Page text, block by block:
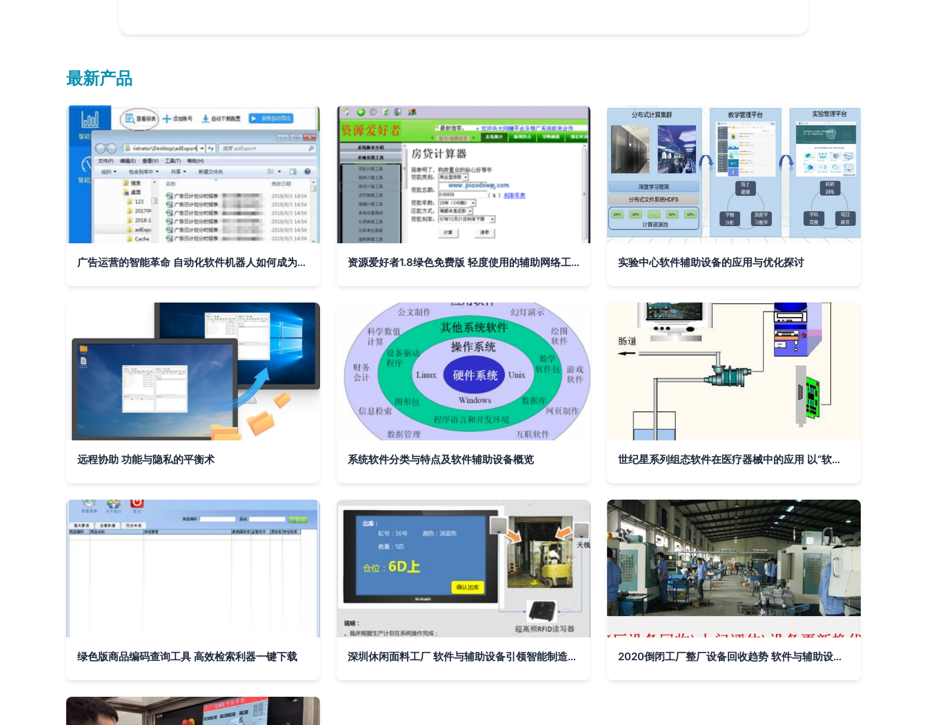
最新产品
广告运营的智能革命 自动化软件机器人如何成为效率倍增器 资源爱好者1.8绿色免费版 轻度使用的辅助网络工具测评 实验中心软件辅助设备的应用与优化探讨
远程协助 功能与隐私的平衡术 系统软件分类与特点及软件辅助设备概览 世纪星系列组态软件在医疗器械中的应用 以“软件辅助设备”为核心的创新实践
绿色版商品编码查询工具 高效检索利器一键下载 深圳休闲面料工厂 软件与辅助设备引领智能制造新篇章 2020倒闭工厂整厂设备回收趋势 软件与辅助设备的机遇与挑战